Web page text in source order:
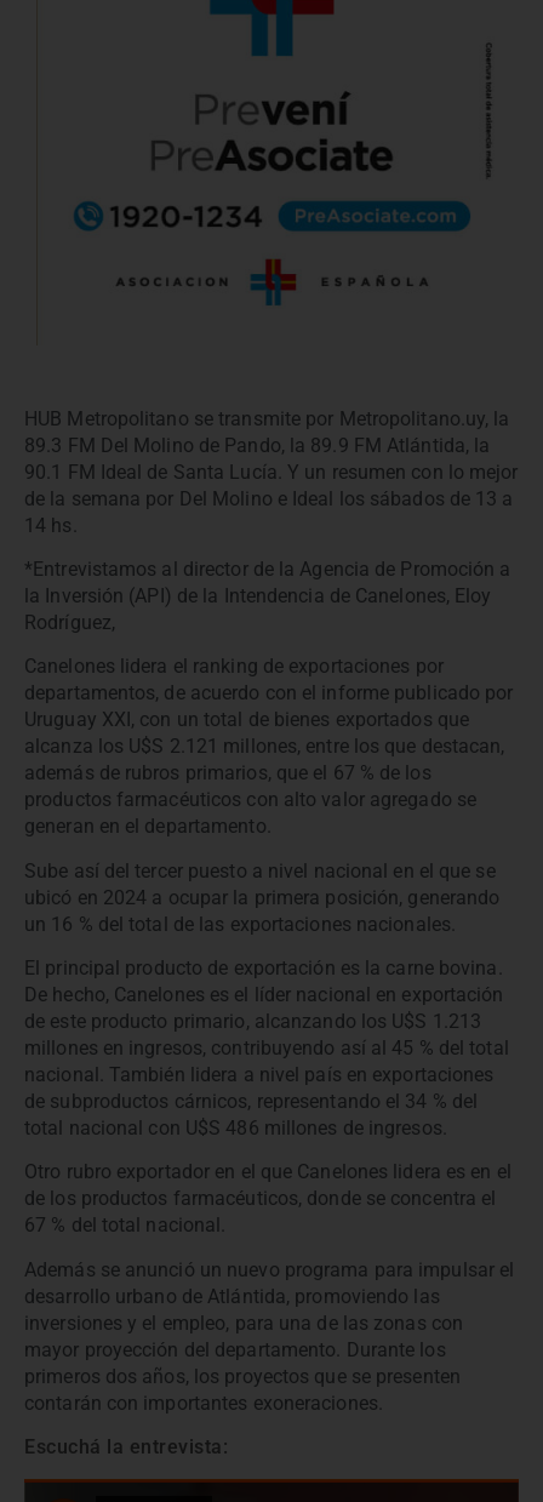
HUB Metropolitano se transmite por Metropolitano.uy, la
89.3 FM Del Molino de Pando, la 89.9 FM Atlántida, la
90.1 FM Ideal de Santa Lucía. Y un resumen con lo mejor
de la semana por Del Molino e Ideal los sábados de 13 a
14 hs.
*Entrevistamos al director de la Agencia de Promoción a
la Inversión (API) de la Intendencia de Canelones, Eloy
Rodríguez,
Canelones lidera el ranking de exportaciones por
departamentos, de acuerdo con el informe publicado por
Uruguay XXI, con un total de bienes exportados que
alcanza los U$S 2.121 millones, entre los que destacan,
además de rubros primarios, que el 67 % de los
productos farmacéuticos con alto valor agregado se
generan en el departamento.
Sube así del tercer puesto a nivel nacional en el que se
ubicó en 2024 a ocupar la primera posición, generando
un 16 % del total de las exportaciones nacionales.
El principal producto de exportación es la carne bovina.
De hecho, Canelones es el líder nacional en exportación
de este producto primario, alcanzando los U$S 1.213
millones en ingresos, contribuyendo así al 45 % del total
nacional. También lidera a nivel país en exportaciones
de subproductos cárnicos, representando el 34 % del
total nacional con U$S 486 millones de ingresos.
Otro rubro exportador en el que Canelones lidera es en el
de los productos farmacéuticos, donde se concentra el
67 % del total nacional.
Además se anunció un nuevo programa para impulsar el
desarrollo urbano de Atlántida, promoviendo las
inversiones y el empleo, para una de las zonas con
mayor proyección del departamento. Durante los
primeros dos años, los proyectos que se presenten
contarán con importantes exoneraciones.
Escuchá la entrevista: